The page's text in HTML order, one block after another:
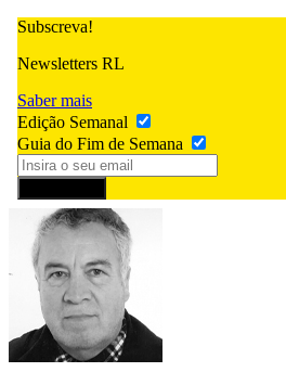
Subscreva!
Newsletters RL
Saber mais
Edição Semanal
Guia do Fim de Semana